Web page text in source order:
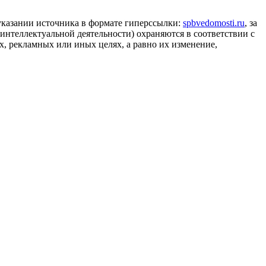
источника в формате гиперссылки: spbvedomosti.ru, за
деятельности) охраняются в соответствии с
рекламных или иных целях, а равно их изменение,